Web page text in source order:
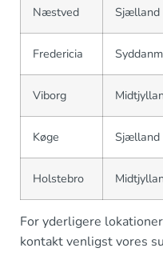
Næstved Sjælland
Fredericia
Viborg
Køge Sjælland
Holstebro
For yderligere
kontakt venligst vores